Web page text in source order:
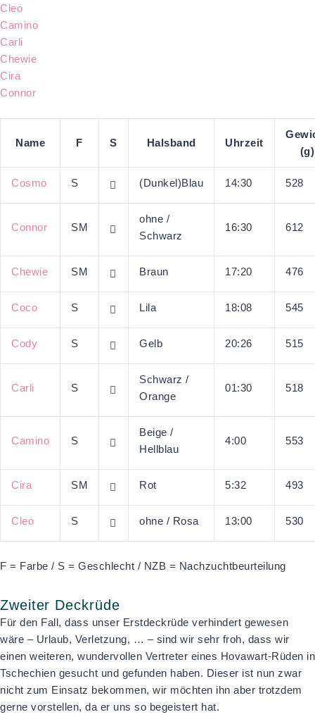
Cleo
Camino
Carli
Chewie
Cira
Connor
Name F S Halsband Uhrzeit
(g)
Cosmo S (Dunkel)Blau 14:30 528
Connor SM
ohne /
Schwarz
16:30 612
Chewie SM Braun 17:20 476
Coco S Lila 18:08 545
Cody S Gelb 20:26 515
Carli S
Schwarz /
Orange
01:30 518
Camino S
Beige /
Hellblau
4:00 553
Cira SM Rot 5:32 493
Cleo S ohne / Rosa 13:00 530
F = Farbe / S = Geschlecht / NZB = Nachzuchtbeurteilung
Zweiter Deckrüde
Für den Fall, dass unser Erstdeckrüde verhindert gewesen
wäre – Urlaub, Verletzung, … – sind wir sehr froh, dass wir
einen weiteren, wundervollen Vertreter eines Hovawart-Rüden in
Tschechien gesucht und gefunden haben. Dieser ist nun zwar
nicht zum Einsatz bekommen, wir möchten ihn aber trotzdem
gerne vorstellen, da er uns so begeistert hat.